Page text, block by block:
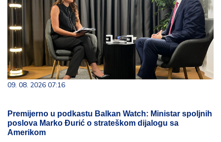
09. 08. 2026 07:16
Premijerno u podkastu Balkan Watch: Ministar spoljnih
poslova Marko Đurić o strateškom dijalogu sa
Amerikom